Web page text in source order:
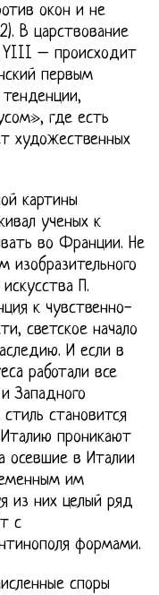
окон и не
В царствование
YIII – происходит
первым
где есть
художественных
картины
ученых к
во Франции. Не
изобразительного
П.
к чувственно-
светское начало
И если в
работали все
Западного
становится
проникают
осевшие в Италии
им
из них целый ряд
с
формами.
споры